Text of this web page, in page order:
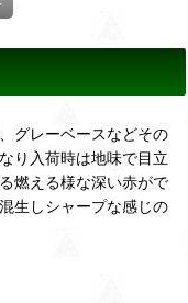
グレーベースなどその
り入荷時は地味で目立
燃える様な深い赤がで
生しシャープな感じの